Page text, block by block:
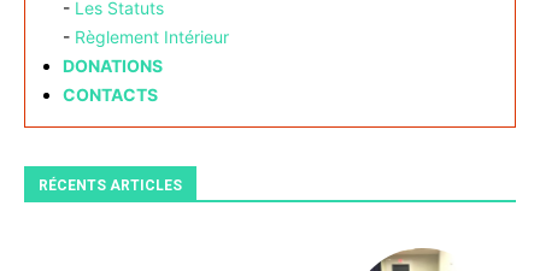
- Les Statuts
- Règlement Intérieur
DONATIONS
CONTACTS
RÉCENTS ARTICLES